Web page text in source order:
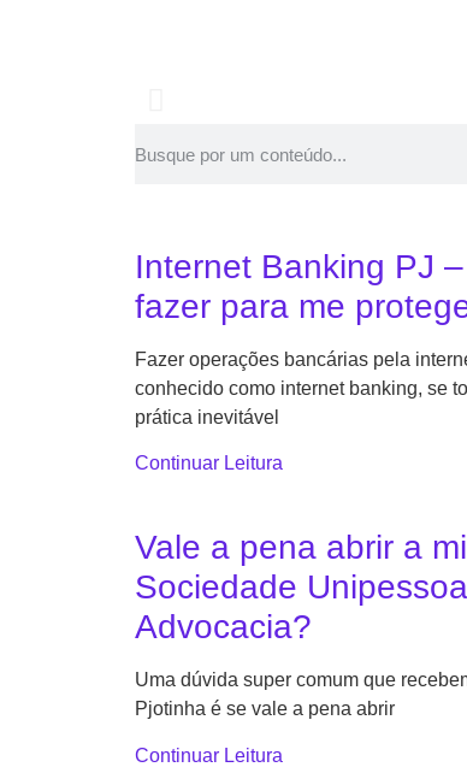
Vale a pena
Cada dia mais a profissão
pena se tornar um DEV PJ!
Ler o post
Internet Banking PJ
fazer para me
Fazer operações bancárias pela
conhecido como internet banking, se
prática inevitável
Continuar Leitura
Vale a pena abrir a
Sociedade
Advocacia?
Uma dúvida super comum que
Pjotinha é se vale a pena abrir
Continuar Leitura